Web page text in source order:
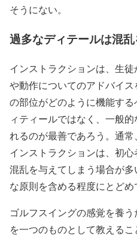
そうにない。
過多なディテールは混乱
インストラクションは、生
や動作についてのアドバイ
の部位がどのように機能す
ィティールではなく、一般
れるのが最善であろう。通
インストラクションは、初
混乱を与えてしまう場合が
な原則を含める程度にとどめ
ゴルフスイングの感覚を養
を一つのものとして教える